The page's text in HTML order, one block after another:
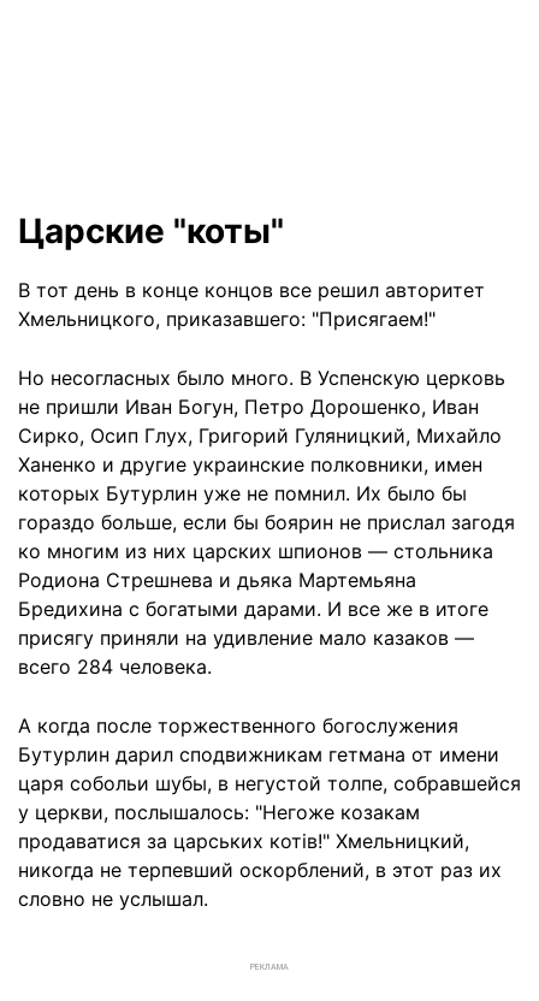
Царские "коты"
В тот день в конце концов все решил авторитет
Хмельницкого, приказавшего: "Присягаем!"
Но несогласных было много. В Успенскую церковь
не пришли Иван Богун, Петро Дорошенко, Иван
Сирко, Осип Глух, Григорий Гуляницкий, Михайло
Ханенко и другие украинские полковники, имен
которых Бутурлин уже не помнил. Их было бы
гораздо больше, если бы боярин не прислал загодя
ко многим из них царских шпионов — стольника
Родиона Стрешнева и дьяка Мартемьяна
Бредихина с богатыми дарами. И все же в итоге
присягу приняли на удивление мало казаков —
всего 284 человека.
А когда после торжественного богослужения
Бутурлин дарил сподвижникам гетмана от имени
царя собольи шубы, в негустой толпе, собравшейся
у церкви, послышалось: "Негоже козакам
продаватися за царських котів!" Хмельницкий,
никогда не терпевший оскорблений, в этот раз их
словно не услышал.
РЕКЛАМА